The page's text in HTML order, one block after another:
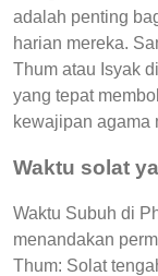
adalah penting
harian mereka.
Thum atau Isyak
yang tepat
kewajipan agama
Waktu solat
Waktu Subuh di
menandakan
Thum: Solat